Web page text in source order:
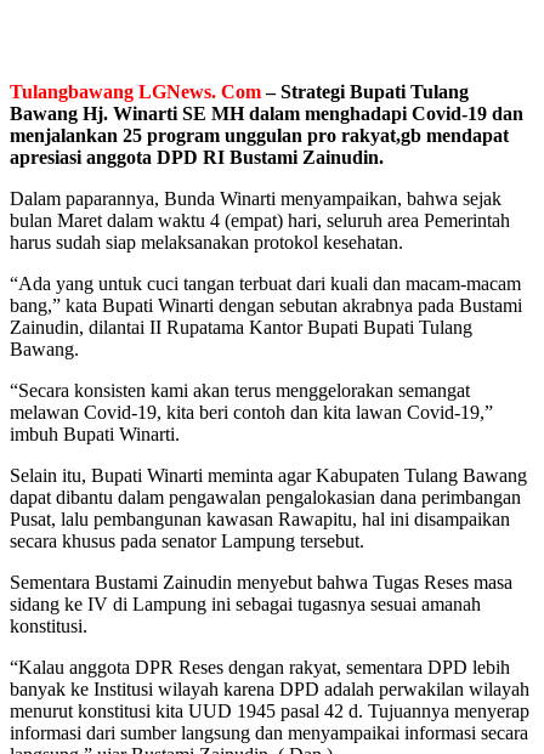
Tulangbawang LGNews. Com– Strategi Bupati Tulang
Bawang Hj. Winarti SE MH dalam menghadapi Covid-19 dan
menjalankan 25 program unggulan pro rakyat,gb mendapat
apresiasi anggota DPD RI Bustami Zainudin.
Dalam paparannya, Bunda Winarti menyampaikan, bahwa sejak
bulan Maret dalam waktu 4 (empat) hari, seluruh area Pemerintah
harus sudah siap melaksanakan protokol kesehatan.
“Ada yang untuk cuci tangan terbuat dari kuali dan macam-macam
bang,” kata Bupati Winarti dengan sebutan akrabnya pada Bustami
Zainudin, dilantai II Rupatama Kantor Bupati Bupati Tulang
Bawang.
“Secara konsisten kami akan terus menggelorakan semangat
melawan Covid-19, kita beri contoh dan kita lawan Covid-19,”
imbuh Bupati Winarti.
Selain itu, Bupati Winarti meminta agar Kabupaten Tulang Bawang
dapat dibantu dalam pengawalan pengalokasian dana perimbangan
Pusat, lalu pembangunan kawasan Rawapitu, hal ini disampaikan
secara khusus pada senator Lampung tersebut.
Sementara Bustami Zainudin menyebut bahwa Tugas Reses masa
sidang ke IV di Lampung ini sebagai tugasnya sesuai amanah
konstitusi.
“Kalau anggota DPR Reses dengan rakyat, sementara DPD lebih
banyak ke Institusi wilayah karena DPD adalah perwakilan wilayah
menurut konstitusi kita UUD 1945 pasal 42 d. Tujuannya menyerap
informasi dari sumber langsung dan menyampaikai informasi secara